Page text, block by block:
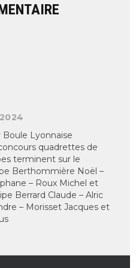
Lyonnaise
quadrettes de
terminent sur le
Berthommière Noël –
– Roux Michel et
Berrard Claude – Alric
– Morisset Jacques et